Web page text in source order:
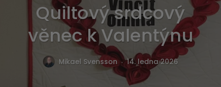
Quiltový srdcový
věnec k Valentýnu
Mikael Svensson . 14. ledna 2026